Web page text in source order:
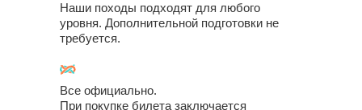
Все официально.
При покупке билета заключается
Наши походы подходят для любого
уровня. Дополнительной подготовки не
требуется.